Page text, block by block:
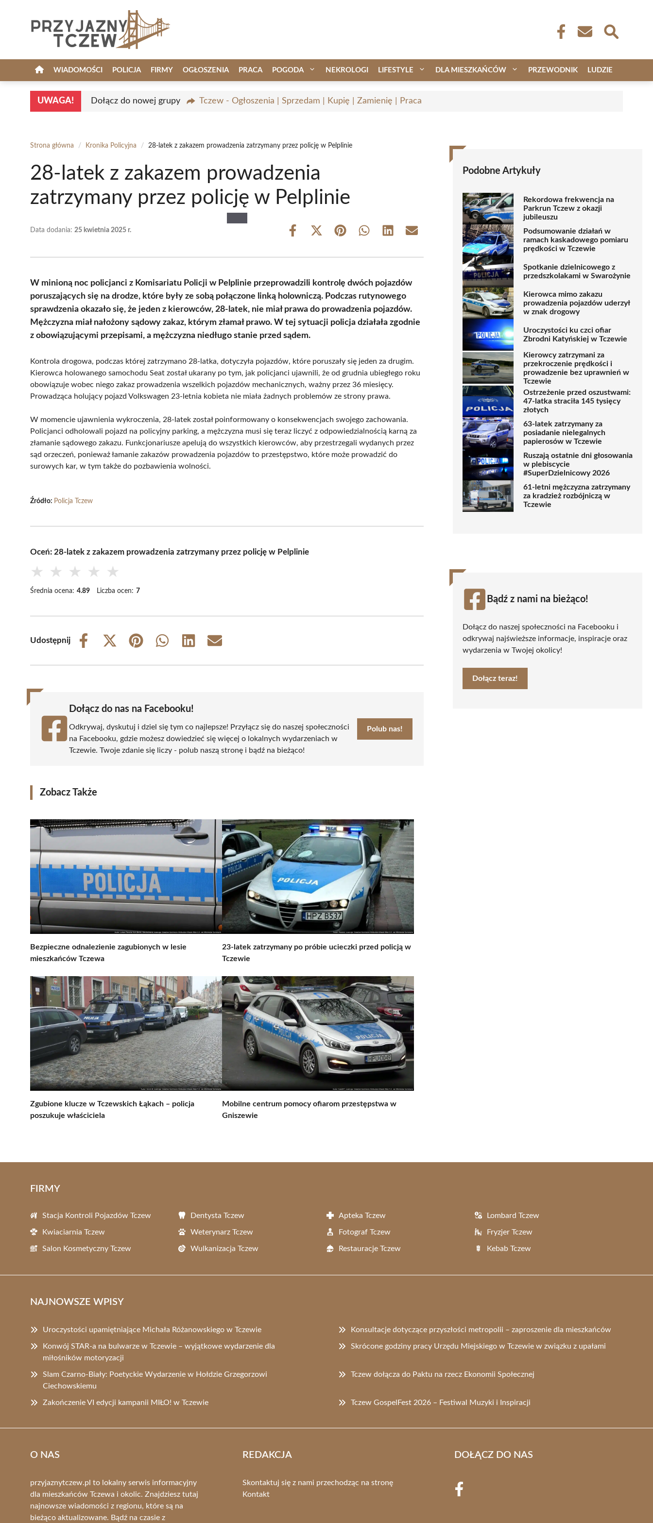
WIADOMOŚCI POLICJA FIRMY OGŁOSZENIA PRACA POGODA NEKROLOGI LIFESTYLE DLA MIESZKAŃCÓW PRZEWODNIK LUDZIE
UWAGA! Dołącz do nowej grupy Tczew - Ogłoszenia | Sprzedam | Kupię | Zamienię | Praca
Strona główna / Kronika Policyjna / 28-latek z zakazem prowadzenia zatrzymany przez policję w Pelplinie
28-latek z zakazem prowadzenia
zatrzymany przez policję w Pelplinie
Data dodania: 25 kwietnia 2025 r.
Share
Share
(Twitter)
Share Share Share Share
W minioną noc policjanci z Komisariatu Policji w Pelplinie przeprowadzili kontrolę dwóch pojazdów
poruszających się na drodze, które były ze sobą połączone linką holowniczą. Podczas rutynowego
sprawdzenia okazało się, że jeden z kierowców, 28-latek, nie miał prawa do prowadzenia pojazdów.
Mężczyzna miał nałożony sądowy zakaz, którym złamał prawo. W tej sytuacji policja działała zgodnie
z obowiązującymi przepisami, a mężczyzna niedługo stanie przed sądem.
Kontrola drogowa, podczas której zatrzymano 28-latka, dotyczyła pojazdów, które poruszały się jeden za drugim.
Kierowca holowanego samochodu Seat został ukarany po tym, jak policjanci ujawnili, że od grudnia ubiegłego roku
obowiązuje wobec niego zakaz prowadzenia wszelkich pojazdów mechanicznych, ważny przez 36 miesięcy.
Prowadząca holujący pojazd Volkswagen 23-letnia kobieta nie miała żadnych problemów ze strony prawa.
W momencie ujawnienia wykroczenia, 28-latek został poinformowany o konsekwencjach swojego zachowania.
Policjanci odholowali pojazd na policyjny parking, a mężczyzna musi się teraz liczyć z odpowiedzialnością karną za
złamanie sądowego zakazu. Funkcjonariusze apelują do wszystkich kierowców, aby przestrzegali wydanych przez
sąd orzeczeń, ponieważ łamanie zakazów prowadzenia pojazdów to przestępstwo, które może prowadzić do
surowych kar, w tym także do pozbawienia wolności.
Źródło: Policja Tczew
Oceń: 28-latek z zakazem prowadzenia zatrzymany przez policję w Pelplinie
★ ★ ★ ★ ★
Średnia ocena: 4.89 Liczba ocen: 7
Udostępnij
Share
Share
(Twitter)
Share
Share
Share
Share
Dołącz do nas na Facebooku!
Odkrywaj, dyskutuj i dziel się tym co najlepsze! Przyłącz się do naszej społeczności
na Facebooku, gdzie możesz dowiedzieć się więcej o lokalnych wydarzeniach w
Tczewie. Twoje zdanie się liczy - polub naszą stronę i bądź na bieżąco!
Polub nas!
Zobacz Także
Bezpieczne odnalezienie zagubionych w lesie
mieszkańców Tczewa
23-latek zatrzymany po próbie ucieczki przed policją w
Tczewie
Zgubione klucze w Tczewskich Łąkach – policja
poszukuje właściciela
Mobilne centrum pomocy ofiarom przestępstwa w
Gniszewie
Podobne Artykuły
Rekordowa frekwencja na
Parkrun Tczew z okazji
jubileuszu
Podsumowanie działań w
ramach kaskadowego pomiaru
prędkości w Tczewie
Spotkanie dzielnicowego z
przedszkolakami w Swarożynie
Kierowca mimo zakazu
prowadzenia pojazdów uderzył
w znak drogowy
Uroczystości ku czci ofiar
Zbrodni Katyńskiej w Tczewie
Kierowcy zatrzymani za
przekroczenie prędkości i
prowadzenie bez uprawnień w
Tczewie
Ostrzeżenie przed oszustwami:
47-latka straciła 145 tysięcy
złotych
63-latek zatrzymany za
posiadanie nielegalnych
papierosów w Tczewie
Ruszają ostatnie dni głosowania
w plebiscycie
#SuperDzielnicowy 2026
61-letni mężczyzna zatrzymany
za kradzież rozbójniczą w
Tczewie
Bądź z nami na bieżąco!
Dołącz do naszej społeczności na Facebooku i
odkrywaj najświeższe informacje, inspiracje oraz
wydarzenia w Twojej okolicy!
Dołącz teraz!
FIRMY
Stacja Kontroli Pojazdów Tczew Dentysta Tczew Apteka Tczew Lombard Tczew
Kwiaciarnia Tczew Weterynarz Tczew Fotograf Tczew Fryzjer Tczew
Salon Kosmetyczny Tczew Wulkanizacja Tczew Restauracje Tczew Kebab Tczew
NAJNOWSZE WPISY
Uroczystości upamiętniające Michała Różanowskiego w Tczewie Konsultacje dotyczące przyszłości metropolii – zaproszenie dla mieszkańców
Konwój STAR-a na bulwarze w Tczewie – wyjątkowe wydarzenie dla
miłośników motoryzacji
Skrócone godziny pracy Urzędu Miejskiego w Tczewie w związku z upałami
Slam Czarno-Biały: Poetyckie Wydarzenie w Hołdzie Grzegorzowi
Ciechowskiemu
Tczew dołącza do Paktu na rzecz Ekonomii Społecznej
Zakończenie VI edycji kampanii MIŁO! w Tczewie Tczew GospelFest 2026 – Festiwal Muzyki i Inspiracji
O NAS
przyjaznytczew.pl to lokalny serwis informacyjny
dla mieszkańców Tczewa i okolic. Znajdziesz tutaj
najnowsze wiadomości z regionu, które są na
bieżąco aktualizowane. Bądź na czasie z
REDAKCJA
Skontaktuj się z nami przechodząc na stronę
Kontakt
DOŁĄCZ DO NAS